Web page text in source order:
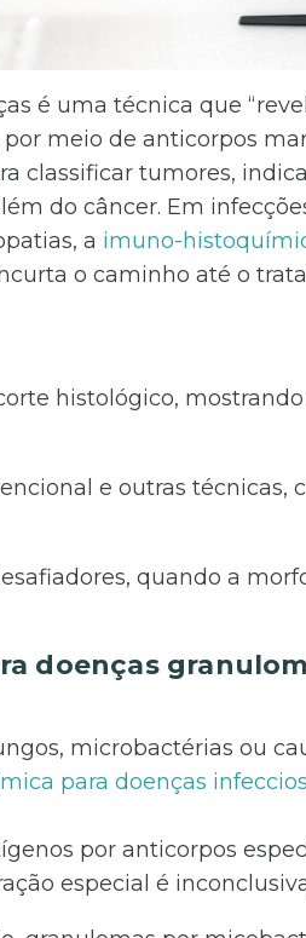
é uma técnica que
meio de anticorpos
classificar tumores,
do câncer. Em
a imuno-
o caminho até o
histológico,
e outras técnicas,
quando a
doenças
microbactérias ou
para doenças
por anticorpos
especial é